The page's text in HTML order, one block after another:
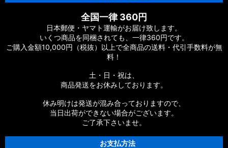
全国一律 360円
日本郵便・ヤマト運輸がお届け致します。
いくつ商品を同梱されても、一律360円です。
ご購入金額10,000円（税抜）以上で全商品の送料・代引手数料が無
料！
土・日・祝は、
商品発送をお休みしております。
休み明けは発送が混み合っておりますので、
当日出荷ができない場合がございます。
ご了承下さいませ。
お支払方法